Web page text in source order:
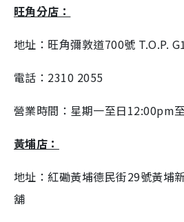
旺角分店：
地址：旺角彌敦道700號 T.O.P.
電話：2310 2055
營業時間：星期一至日12:00pm
黃埔店：
地址：紅磡黃埔德民街29號黃埔
舖